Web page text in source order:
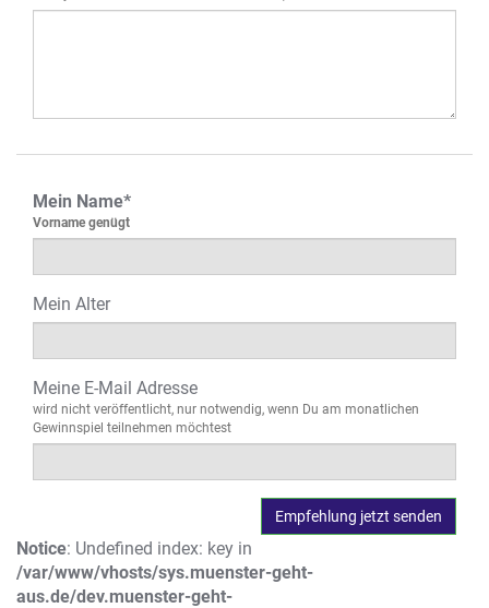
Mein Name*
Vorname genügt
Mein Alter
Meine E-Mail Adresse
wird nicht veröffentlicht, nur notwendig, wenn Du am monatlichen
Gewinnspiel teilnehmen möchtest
Notice: Undefined index: key in
/var/www/vhosts/sys.muenster-geht-
aus.de/dev.muenster-geht-